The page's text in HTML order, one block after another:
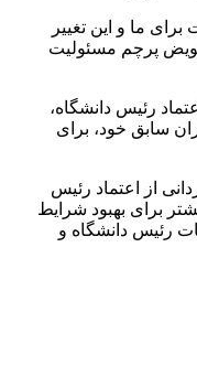
ما و این تغییر
پرچم مسئولیت
رئیس دانشگاه،
سابق خود، برای
از اعتماد رئیس
برای بهبود شرایط
رئیس دانشگاه و